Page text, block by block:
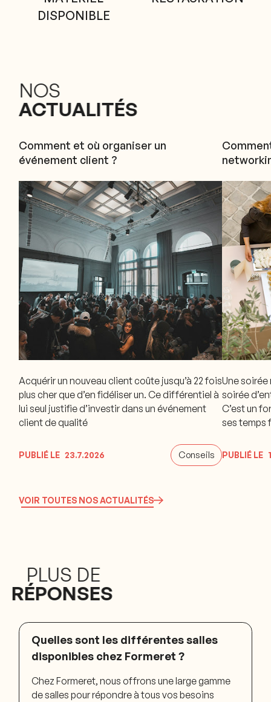
Équipement de pointe, traiteur renommé, service de
bagagerie et de reprographie, réservation de taxi…
Les hôtes et hôtesses sont à votre disposition tout au
long de votre événement afin de vous garantir un
DISPONIBLE
NOS
ACTUALITÉS
Comment et où organiser un
événement client ?
Acquérir un nouveau client coûte jusqu’à 22 fois
plus cher que d’en fidéliser un. Ce différentiel à
lui seul justifie d’investir dans un événement
client de qualité
PUBLIÉ LE 23.7.2026 Conseils
Une soirée
soirée
C’est un
ses temps
PUBLIÉ LE
VOIR TOUTES NOS ACTUALITÉS
PLUS DE
RÉPONSES
Quelles sont les différentes salles
disponibles chez Formeret ?
Chez Formeret, nous offrons une large gamme
de salles pour répondre à tous vos besoins